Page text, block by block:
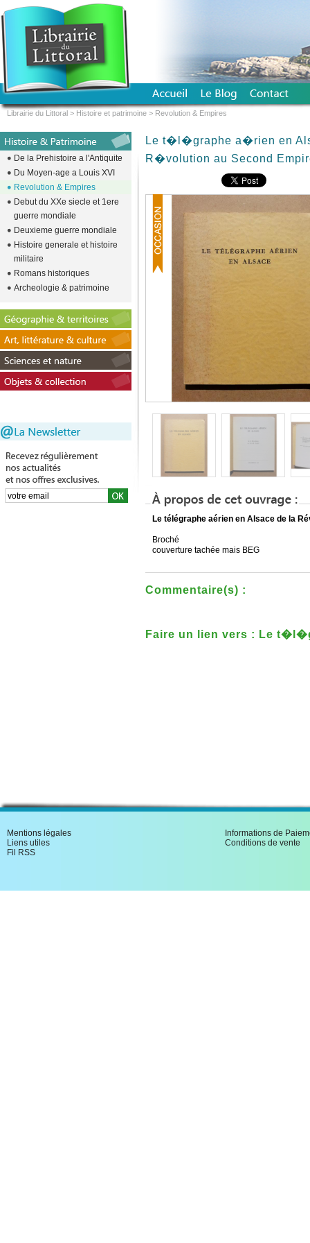
Le t�l�graphe a�rien en
R�volution au Second
Le télégraphe aérien en Alsace de la
Broché
couverture tachée mais BEG
Commentaire(s) :
Faire un lien vers : Le
De la Prehistoire a l'Antiquite
Du Moyen-age a Louis XVI
Revolution & Empires
Debut du XXe siecle et 1ere
guerre mondiale
Deuxieme guerre mondiale
Histoire generale et histoire
militaire
Romans historiques
Archeologie & patrimoine
Librairie du Littoral > Histoire et patrimoine > Revolution & Empires
Mentions légales
Liens utiles
Fil RSS
Informations de
Conditions de vente